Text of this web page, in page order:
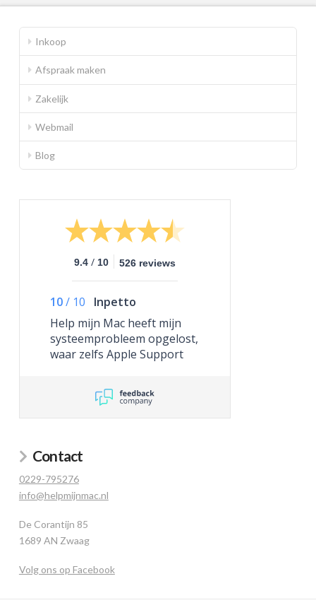
Inkoop
Afspraak maken
Zakelijk
Webmail
Blog
9.4 / 10 526 reviews
10/ 10
Inpetto
Help mijn Mac heeft mijn
systeemprobleem opgelost,
waar zelfs Apple Support
Contact
0229-795276
info@helpmijnmac.nl
De Corantijn 85
1689 AN Zwaag
Volg ons op Facebook